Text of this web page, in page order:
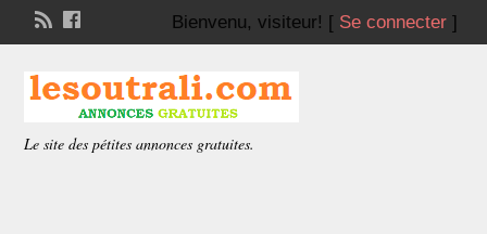
Bienvenu, visiteur! [ Se connecter]
Le site des pétites annonces gratuites.